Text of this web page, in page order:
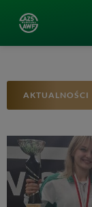
AKTUALNOŚCI